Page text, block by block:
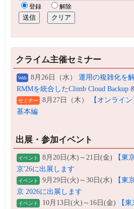
クライム主催セミナー
Web 8月26日（水） 運用の複雑化を
RMMを統合したClimb Cloud Backup
セミナー 8月27日（木）
【オンライ
基本編
出展・参加イベント
イベント 8月20日(木)～21日(金)
【東
京'26に出展します
イベント 9月29日(火)～30日(水)
【東
京 2026に出展します
イベント 10月13日(火)～16日(金)
【